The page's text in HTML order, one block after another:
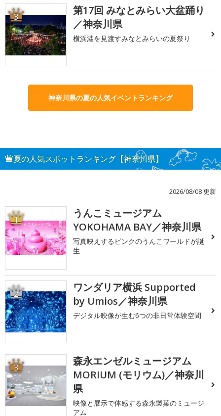
3
第17回 みなとみらい大盆踊り
／神奈川県
横浜港を見渡すみなとみらいの夏祭り
神奈川県の夏の人気イベントランキング
夏の人気スポットランキング【神奈川県】
2026/08/08 更新
1
うんこミュージアム
YOKOHAMA BAY／神奈川県
写真映えするピンクのうんこワールドが誕
生
2
ワンダリア横浜 Supported
by Umios／神奈川県
デジタル映像が生む6つの非日常体験空間
3
森永エンゼルミュージアム
MORIUM (モリウム)／神奈川
県
映像と展示で体感する森永製菓のミュージ
アム